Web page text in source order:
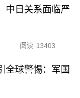
中日关系面临严
阅读 13403
全球警惕：军国